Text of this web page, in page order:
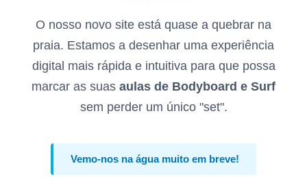
O nosso novo site está quase a quebrar na
praia. Estamos a desenhar uma experiência
digital mais rápida e intuitiva para que possa
marcar as suas aulas de Bodyboard e Surf
sem perder um único "set".
Vemo-nos na água muito em breve!